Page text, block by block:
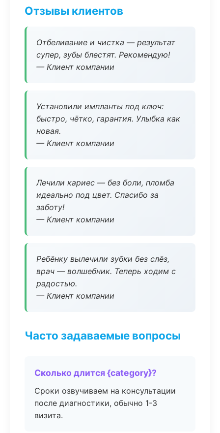
Отзывы клиентов
Отбеливание и чистка — результат
супер, зубы блестят. Рекомендую!
— Клиент компании
Установили импланты под ключ:
быстро, чётко, гарантия. Улыбка как
новая.
— Клиент компании
Лечили кариес — без боли, пломба
идеально под цвет. Спасибо за
заботу!
— Клиент компании
Ребёнку вылечили зубки без слёз,
врач — волшебник. Теперь ходим с
радостью.
— Клиент компании
Часто задаваемые вопросы
Сколько длится {category}?
Сроки озвучиваем на консультации
после диагностики, обычно 1-3
визита.